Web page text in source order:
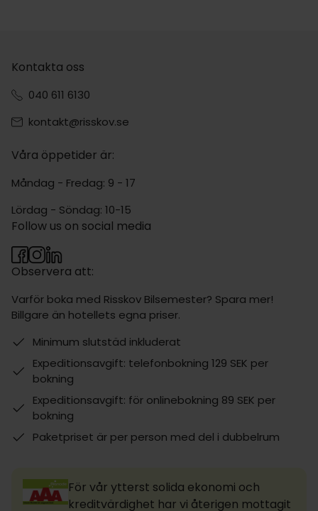
Kontakta oss
040 611 6130
kontakt@risskov.se
Våra öppetider är:
Måndag - Fredag: 9 - 17
Lördag - Söndag: 10-15
Observera att:
Varför boka med Risskov Bilsemester? Spara mer!
Billgare än hotellets egna priser.
Minimum slutstäd inkluderat
Expeditionsavgift: telefonbokning 129 SEK per
bokning
Expeditionsavgift: för onlinebokning 89 SEK per
bokning
Paketpriset är per person med del i dubbelrum
Follow us on social media
För vår ytterst solida ekonomi och
kreditvärdighet har vi återigen mottagit